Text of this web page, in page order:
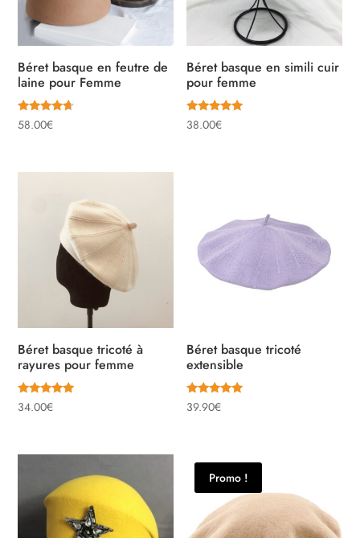
Béret basque en feutre de
laine pour Femme
Note
4.40
58.00€
Béret basque en simili cuir
pour femme
Note
5.00
38.00€
Béret basque tricoté à
rayures pour femme
Note
5.00
34.00€
Béret basque tricoté
extensible
Note
5.00
39.90€
Promo !